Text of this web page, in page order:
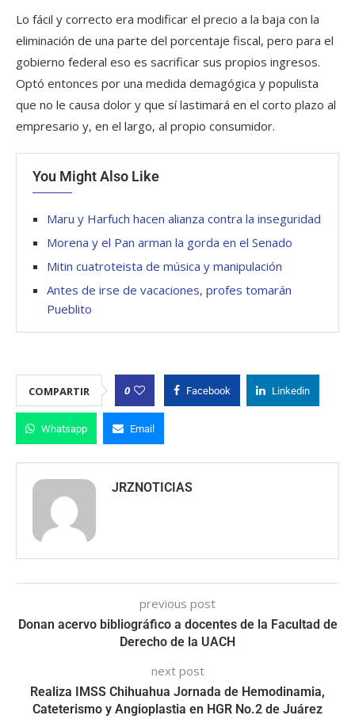
Lo fácil y correcto era modificar el precio a la baja con la
eliminación de una parte del porcentaje fiscal, pero para el
gobierno federal eso es sacrificar sus propios ingresos.
Optó entonces por una medida demagógica y populista
que no le causa dolor y que sí lastimará en el corto plazo al
empresario y, en el largo, al propio consumidor.
You Might Also Like
Maru y Harfuch hacen alianza contra la inseguridad
Morena y el Pan arman la gorda en el Senado
Mitin cuatroteista de música y manipulación
Antes de irse de vacaciones, profes tomarán
Pueblito
COMPARTIR 0 Facebook Linkedin
Whatsapp Email
JRZNOTICIAS
previous post
Donan acervo bibliográfico a docentes de la Facultad de
Derecho de la UACH
next post
Realiza IMSS Chihuahua Jornada de Hemodinamia,
Cateterismo y Angioplastia en HGR No.2 de Juárez